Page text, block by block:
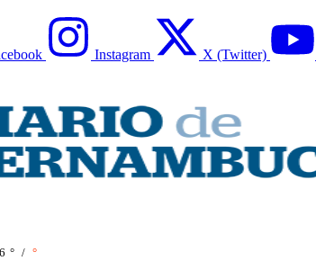
Instagram X (Twitter)
° / °